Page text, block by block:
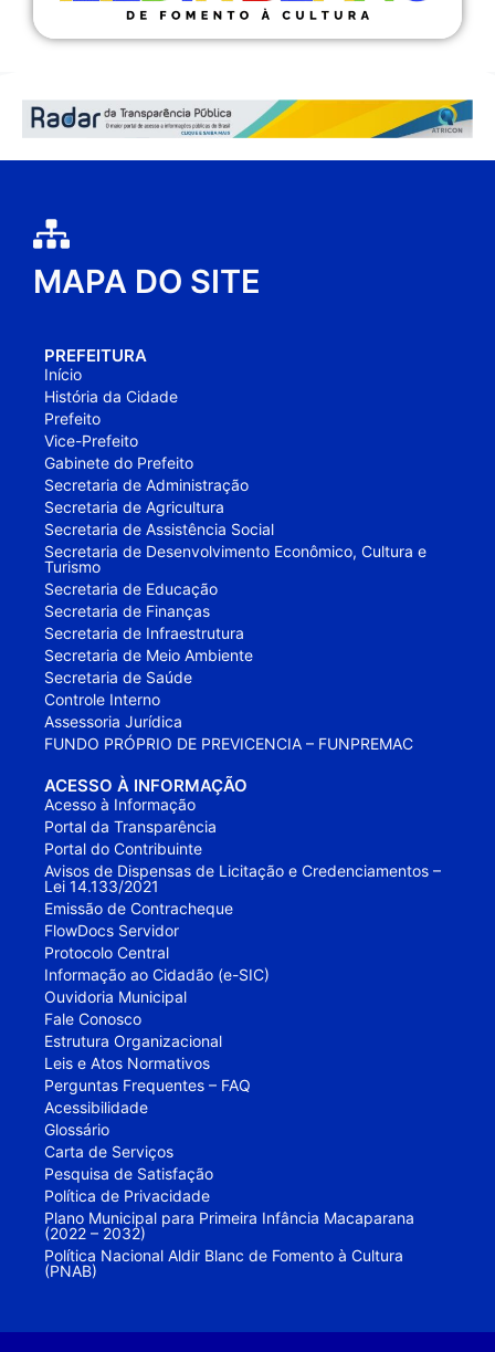
MAPA DO SITE
PREFEITURA
Início
História da Cidade
Prefeito
Vice-Prefeito
Gabinete do Prefeito
Secretaria de Administração
Secretaria de Agricultura
Secretaria de Assistência Social
Secretaria de Desenvolvimento Econômico, Cultura e
Turismo
Secretaria de Educação
Secretaria de Finanças
Secretaria de Infraestrutura
Secretaria de Meio Ambiente
Secretaria de Saúde
Controle Interno
Assessoria Jurídica
FUNDO PRÓPRIO DE PREVICENCIA – FUNPREMAC
ACESSO À INFORMAÇÃO
Acesso à Informação
Portal da Transparência
Portal do Contribuinte
Avisos de Dispensas de Licitação e Credenciamentos –
Lei 14.133/2021
Emissão de Contracheque
FlowDocs Servidor
Protocolo Central
Informação ao Cidadão (e-SIC)
Ouvidoria Municipal
Fale Conosco
Estrutura Organizacional
Leis e Atos Normativos
Perguntas Frequentes – FAQ
Acessibilidade
Glossário
Carta de Serviços
Pesquisa de Satisfação
Política de Privacidade
Plano Municipal para Primeira Infância Macaparana
(2022 – 2032)
Política Nacional Aldir Blanc de Fomento à Cultura
(PNAB)